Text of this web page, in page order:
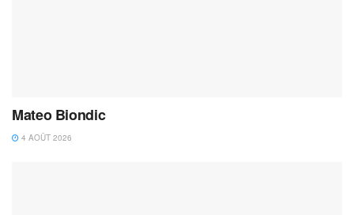
Mateo Biondic
4 AOÛT 2026